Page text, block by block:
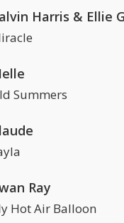
Harris & Ellie
Summers
Ray
Hot Air Balloon